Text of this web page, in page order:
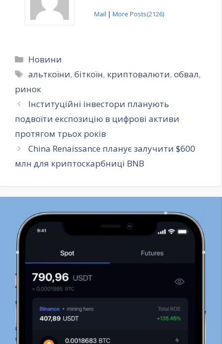
Mail | More Posts(2126)
Категорії
Новини
Позначки
альткоїни,біткоїн, криптовалюти,обвал,
ринок
Інституційні інвестори планують
подвоїти експозицію в цифрові активи
протягом трьох років
China Renaissance планує залучити $600
млн для криптоскарбниці BNB